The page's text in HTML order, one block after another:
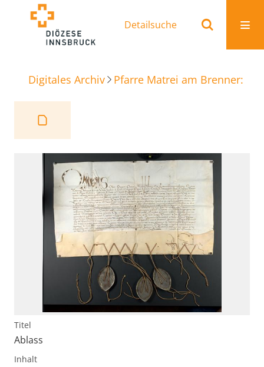
Detailsuche
Digitales Archiv Pfarre Matrei am Brenner:
Titel
Ablass
Inhalt